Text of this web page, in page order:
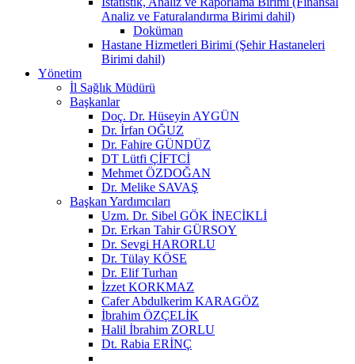
Analiz ve Faturalandırma Birimi dahil)
Doküman
Hastane Hizmetleri Birimi (Şehir Hastaneleri
Birimi dahil)
Yönetim
İl Sağlık Müdürü
Başkanlar
Doç. Dr. Hüseyin AYGÜN
Dr. İrfan OĞUZ
Dr. Fahire GÜNDÜZ
DT Lütfi ÇİFTCİ
Mehmet ÖZDOĞAN
Dr. Melike SAVAŞ
Başkan Yardımcıları
Uzm. Dr. Sibel GÖK İNECİKLİ
Dr. Erkan Tahir GÜRSOY
Dr. Sevgi HARORLU
Dr. Tülay KÖSE
Dr. Elif Turhan
İzzet KORKMAZ
Cafer Abdulkerim KARAGÖZ
İbrahim ÖZÇELİK
Halil İbrahim ZORLU
Dt. Rabia ERİNÇ